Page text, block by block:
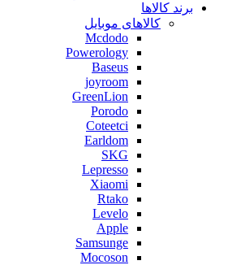
برند کالاها
کالاهای موبایل
Mcdodo
Powerology
Baseus
joyroom
GreenLion
Porodo
Coteetci
Earldom
SKG
Lepresso
Xiaomi
Rtako
Levelo
Apple
Samsunge
Mocoson